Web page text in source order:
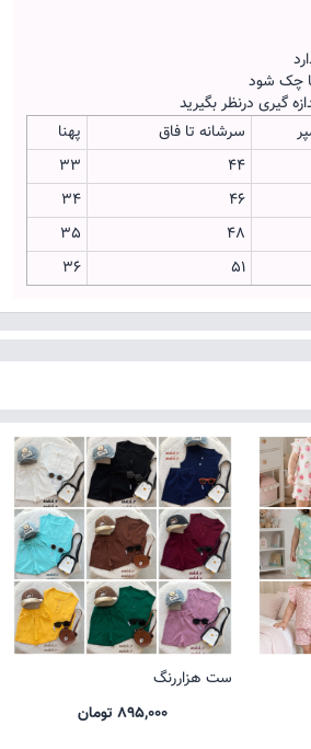
چک شود
گیری درنظر بگیرید
سرشانه تا فاق
پهنا
44
33
46
34
48
35
51
36
ست هزاررنگ
895,000 تومان